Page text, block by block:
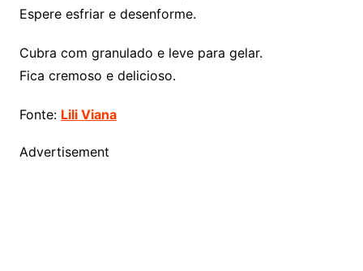
Espere esfriar e desenforme.
Cubra com granulado e leve para gelar.
Fica cremoso e delicioso.
Fonte: Lili Viana
Advertisement